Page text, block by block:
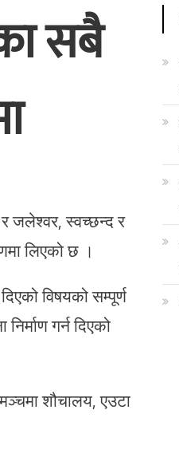
सबै
जलेश्वर, स्वच्छन्द र
लिएको छ ।
विषयको सम्पूर्ण
गर्न दिएको
शौचालय, एउटा